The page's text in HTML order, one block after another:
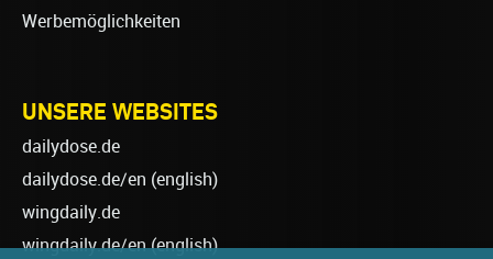
Werbemöglichkeiten
UNSERE WEBSITES
dailydose.de
dailydose.de/en (english)
wingdaily.de
wingdaily.de/en(english)